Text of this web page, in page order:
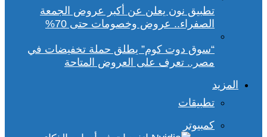
تطبيق نون يعلن عن أكبر عروض الجمعة
الصفراء.. عروض وخصومات حتى 70%
“سوق دوت كوم” يطلق حملة تخفيضات في
مصر.. تعرف على العروض المتاحة
المزيد
تطبيقات
كمبيوتر